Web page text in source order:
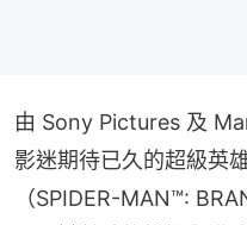
由 Sony Pictures 及
影迷期待已久的超級英
（SPIDER-MAN™: